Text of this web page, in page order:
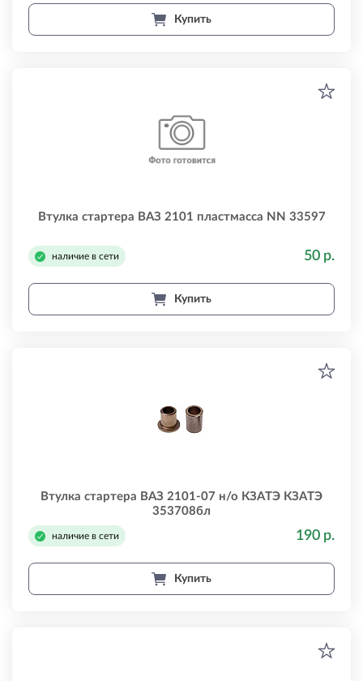
Купить
Втулка стартера ВАЗ 2101 пластмасса NN 33597
наличие в сети 50 р.
Купить
Втулка стартера ВАЗ 2101-07 н/о КЗАTЭ КЗАTЭ
353708бл
наличие в сети 190 р.
Купить